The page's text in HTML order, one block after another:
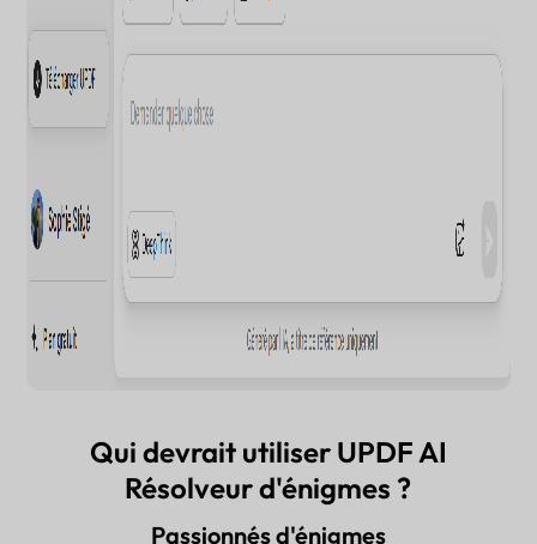
Qui devrait utiliser UPDF AI
Résolveur d'énigmes ?
Passionnés d'énigmes